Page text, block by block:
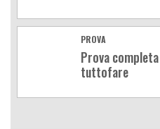
PROVA
Prova
tuttofare